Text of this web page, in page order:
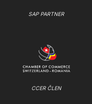
SAP PARTNER
CCER ČLEN